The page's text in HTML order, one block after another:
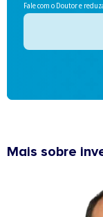
Fale com o Doutor e
Mais sobre